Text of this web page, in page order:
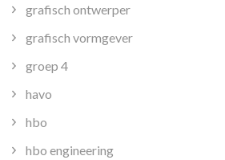
grafisch ontwerper
grafisch vormgever
groep 4
havo
hbo
hbo engineering